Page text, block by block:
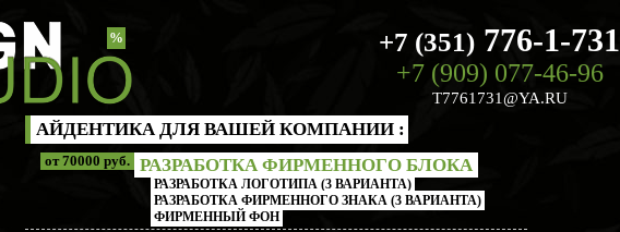
% +7 (351) 776-1-731
+7 (909) 077-46-96
T7761731@YA.RU
АЙДЕНТИКА ДЛЯ ВАШЕЙ КОМПАНИИ :
РАЗРАБОТКА ФИРМЕННОГО БЛОКА
РАЗРАБОТКА ЛОГОТИПА (3 ВАРИАНТА)
РАЗРАБОТКА ФИРМЕННОГО ЗНАКА (3 ВАРИАНТА)
ФИРМЕННЫЙ ФОН
от 70000 руб.